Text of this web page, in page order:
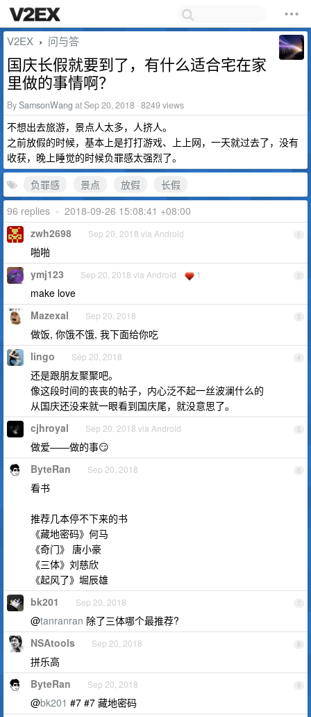
V2EX › 问与答
国庆长假就要到了，有什么适合宅在家
里做的事情啊？
BySamsonWang at Sep 20, 2018 · 8249 views
不想出去旅游，景点人太多，人挤人。
之前放假的时候，基本上是打打游戏、上上网，一天就过去了，没有
收获，晚上睡觉的时候负罪感太强烈了。
负罪感
景点 放假
长假
96 replies • 2018-09-26 15:08:41 +08:00
1
zwh2698 Sep 20, 2018 via Android
啪啪
2
ymj123 Sep 20, 2018 via Android 1
make love
3
Mazexal Sep 20, 2018
做饭, 你饿不饿, 我下面给你吃
4
lingo Sep 20, 2018
还是跟朋友聚聚吧。
像这段时间的丧丧的帖子，内心泛不起一丝波澜什么的
从国庆还没来就一眼看到国庆尾，就没意思了。
5
cjhroyal Sep 20, 2018 via Android
做爱——做的事😏
6
ByteRan Sep 20, 2018
看书
推荐几本停不下来的书
《藏地密码》何马
《奇门》 唐小豪
《三体》刘慈欣
《起风了》堀辰雄
7
bk201 Sep 20, 2018
@tanranran 除了三体哪个最推荐?
8
NSAtools Sep 20, 2018
拼乐高
9
ByteRan Sep 20, 2018
@bk201 #7 #7 藏地密码